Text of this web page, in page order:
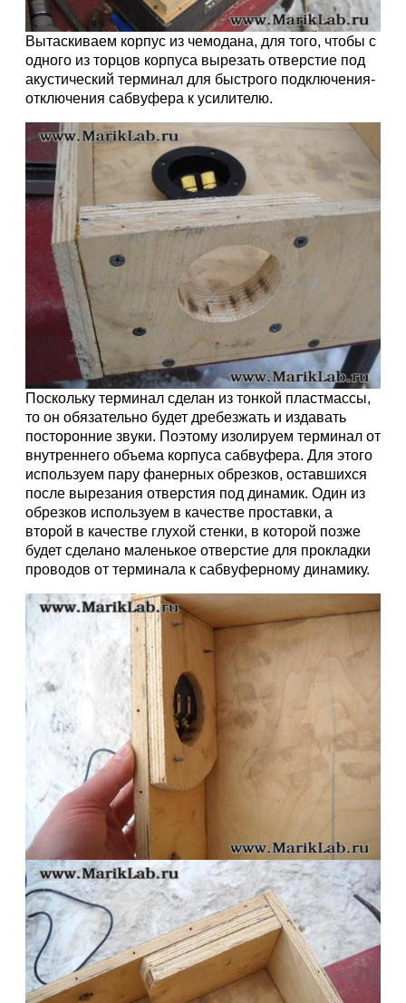
Вытаскиваем корпус из чемодана, для того, чтобы с
одного из торцов корпуса вырезать отверстие под
акустический терминал для быстрого подключения-
отключения сабвуфера к усилителю.
Поскольку терминал сделан из тонкой пластмассы,
то он обязательно будет дребезжать и издавать
посторонние звуки. Поэтому изолируем терминал от
внутреннего объема корпуса сабвуфера. Для этого
используем пару фанерных обрезков, оставшихся
после вырезания отверстия под динамик. Один из
обрезков используем в качестве проставки, а
второй в качестве глухой стенки, в которой позже
будет сделано маленькое отверстие для прокладки
проводов от терминала к сабвуферному динамику.